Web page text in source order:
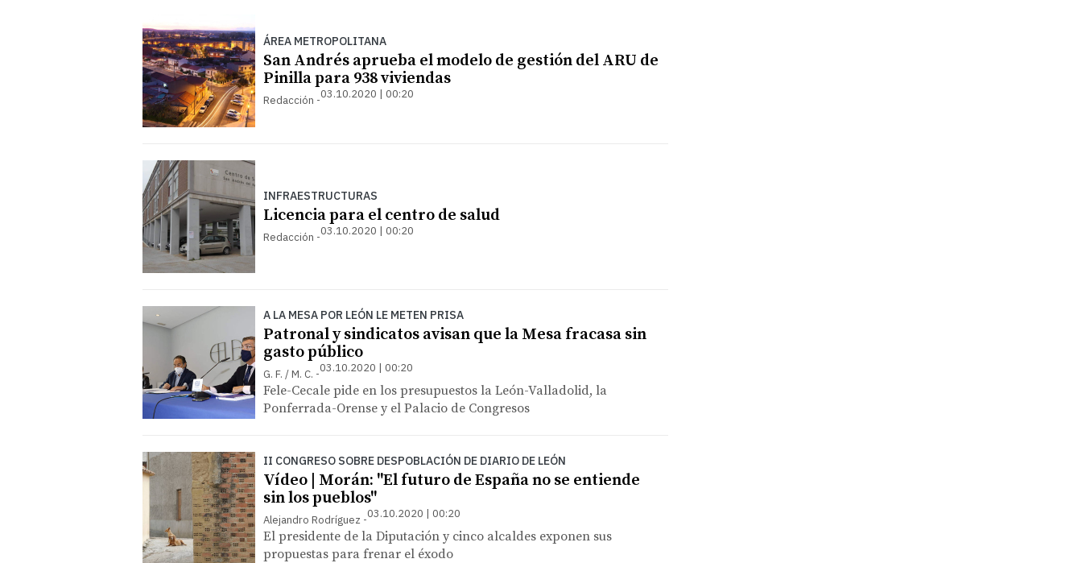
ÁREA METROPOLITANA
San Andrés aprueba el modelo de gestión del ARU de
Pinilla para 938 viviendas
Redacción 03.10.2020 | 00:20
INFRAESTRUCTURAS
Licencia para el centro de salud
Redacción 03.10.2020 | 00:20
A LA MESA POR LEÓN LE METEN PRISA
Patronal y sindicatos avisan que la Mesa fracasa sin
gasto público
G. F. / M. C. 03.10.2020 | 00:20
Fele-Cecale pide en los presupuestos la León-Valladolid, la
Ponferrada-Orense y el Palacio de Congresos
II CONGRESO SOBRE DESPOBLACIÓN DE DIARIO DE LEÓN
Vídeo | Morán: "El futuro de España no se entiende
sin los pueblos"
Alejandro Rodríguez 03.10.2020 | 00:20
El presidente de la Diputación y cinco alcaldes exponen sus
propuestas para frenar el éxodo